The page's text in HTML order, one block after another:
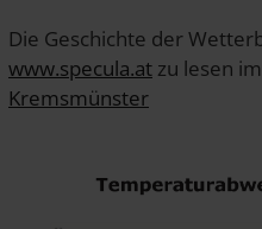
Die Geschichte der
www.specula.at zu lesen
Kremsmünster